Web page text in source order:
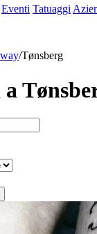
Eventi Tatuaggi
/Tønsberg